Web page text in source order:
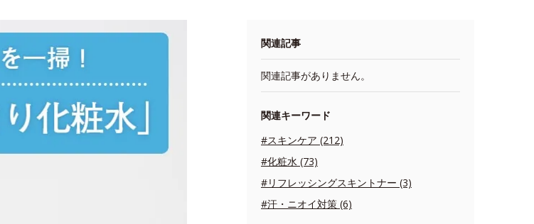
関連記事
関連記事がありません。
関連キーワード
#スキンケア (212)
#化粧水 (73)
#リフレッシングスキントナー (3)
#汗・ニオイ対策 (6)